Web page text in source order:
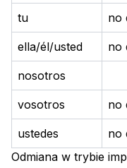
tu no
ella/él/usted no
nosotros
vosotros no
ustedes
no
Odmiana w trybie